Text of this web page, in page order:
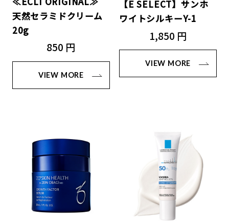
天然セラミドクリーム
20g
850 円
VIEW MORE
【E SELECT】サンホ
ワイトシルキーY-1
1,850 円
VIEW MORE